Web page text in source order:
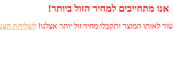
אנו מתחייבים למחיר הזול ביותר!
לאותו המוצר ותקבלו מחיר זול יותר אצלנו!לשליחת